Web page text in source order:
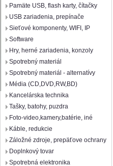
Pamäte USB, flash karty, čítačky
USB zariadenia, prepínače
Sieťové komponenty, WIFI, IP
Software
Hry, herné zariadenia, konzoly
Spotrebný materiál
Spotrebný materiál - alternatívy
Média (CD,DVD,RW,BD)
Kancelárska technika
Tašky, batohy, puzdra
Foto-video,kamery,batérie, iné
Káble, redukcie
Záložné zdroje, prepäťove ochrany
Doplnkový tovar
Spotrebná elektronika